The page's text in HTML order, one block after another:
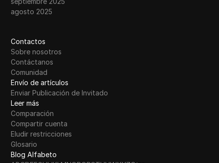
agosto 2025
Contactos
Sobre nosotros
Contáctanos
Comunidad
Envío de artículos
Enviar Publicación de Invitado
Leer más
Comparación
Compartir cuenta
Eludir restricciones
Glosario
Blog Alfabeto